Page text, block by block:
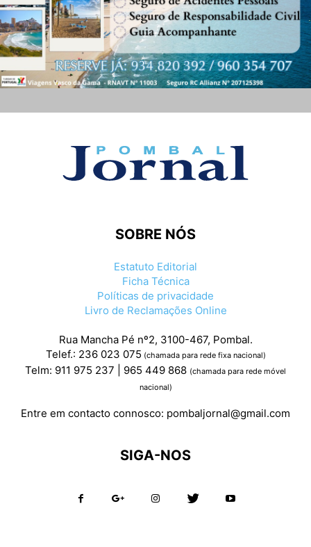
SOBRE NÓS
Estatuto Editorial
Ficha Técnica
Políticas de privacidade
Livro de Reclamações Online
Rua Mancha Pé nº2, 3100-467, Pombal.
Telef.: 236 023 075 (chamada para rede fixa nacional)
Telm: 911 975 237 | 965 449 868 (chamada para rede móvel
nacional)
Entre em contacto connosco: pombaljornal@gmail.com
SIGA-NOS